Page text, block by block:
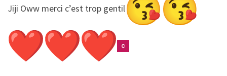
​​Jiji Oww merci c’est trop gentil